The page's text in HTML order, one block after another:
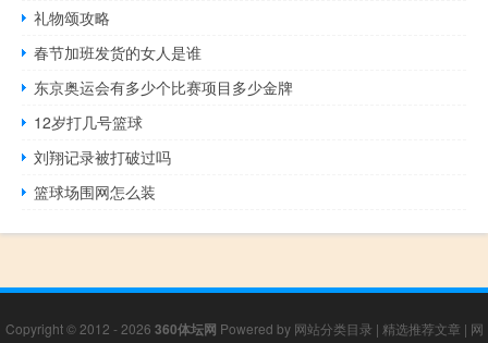
礼物颂攻略
春节加班发货的女人是谁
东京奥运会有多少个比赛项目多少金牌
12岁打几号篮球
刘翔记录被打破过吗
篮球场围网怎么装
Copyright © 2012 - 2026 360体坛网 Powered by 网站分类目录 | 精选推荐文章 | 网